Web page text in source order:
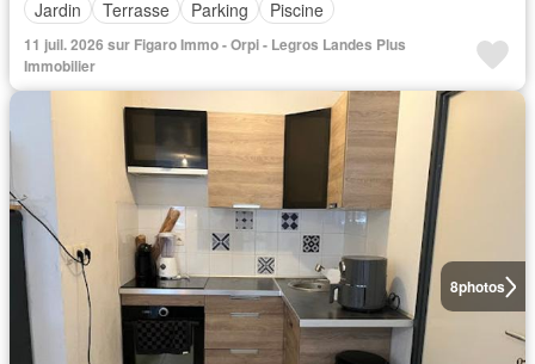
Jardin Terrasse Parking Piscine
11 juil. 2026 sur Figaro Immo - Orpi - Legros Landes Plus
Immobilier
8photos